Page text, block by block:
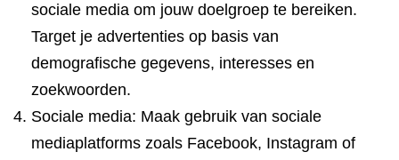
sociale media om jouw doelgroep te bereiken.
Target je advertenties op basis van
demografische gegevens, interesses en
zoekwoorden.
Sociale media: Maak gebruik van sociale
mediaplatforms zoals Facebook, Instagram of